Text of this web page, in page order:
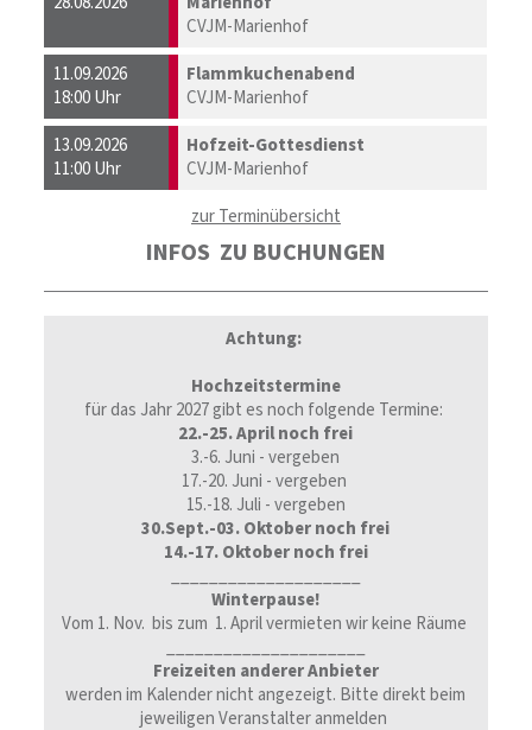
CVJM-Marienhof
11.09.2026
18:00 Uhr
Flammkuchenabend
CVJM-Marienhof
13.09.2026
11:00 Uhr
Hofzeit-Gottesdienst
CVJM-Marienhof
zur Terminübersicht
INFOS ZU BUCHUNGEN
Achtung:
Hochzeitstermine
für das Jahr 2027 gibt es noch folgende Termine:
22.-25. April noch frei
3.-6. Juni - vergeben
17.-20. Juni - vergeben
15.-18. Juli - vergeben
30.Sept.-03. Oktober noch frei
14.-17. Oktober noch frei
Winterpause!
Vom 1. Nov. bis zum 1. April vermieten wir keine Räume
Freizeiten anderer Anbieter
werden im Kalender nicht angezeigt. Bitte direkt beim
jeweiligen Veranstalter anmelden